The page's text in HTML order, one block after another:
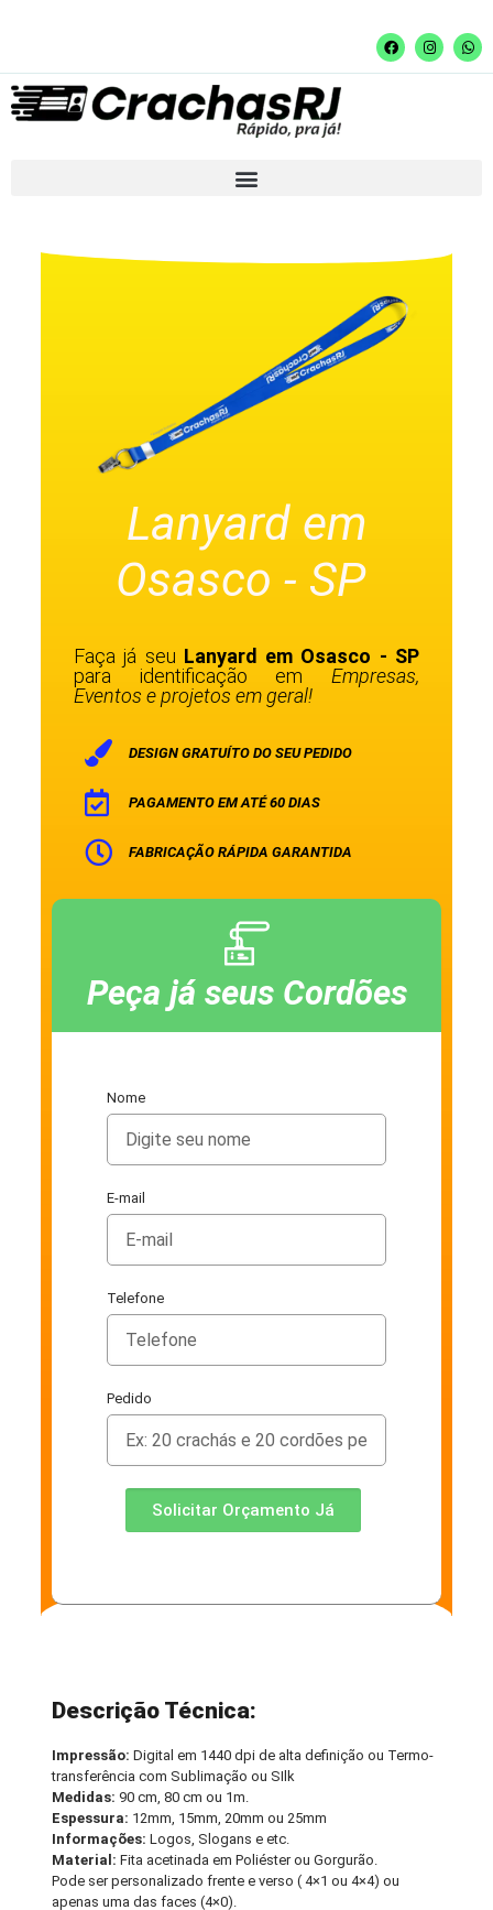
Lanyard em
Osasco - SP
Faça já seu Lanyard em Osasco - SP
para identificação em Empresas,
Eventos e projetos em geral!
DESIGN GRATUÍTO DO SEU PEDIDO
PAGAMENTO EM ATÉ 60 DIAS
FABRICAÇÃO RÁPIDA GARANTIDA
Peça já seus Cordões
Nome
E-mail
Telefone
Pedido
Solicitar Orçamento Já
Descrição Técnica:
Impressão: Digital em 1440 dpi de alta definição ou Termo-
transferência com Sublimação ou SIlk
Medidas: 90 cm, 80 cm ou 1m.
Espessura: 12mm, 15mm, 20mm ou 25mm
Informações:Logos, Slogans e etc.
Material: Fita acetinada em Poliéster ou Gorgurão.
Pode ser personalizado frente e verso ( 4×1 ou 4×4) ou
apenas uma das faces (4×0).